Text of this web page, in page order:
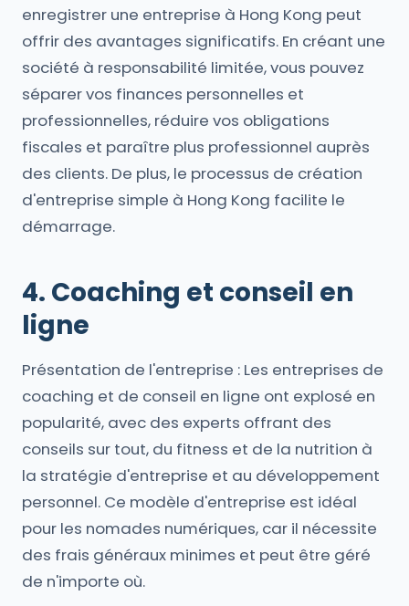
enregistrer une entreprise à Hong Kong peut
offrir des avantages significatifs. En créant une
société à responsabilité limitée, vous pouvez
séparer vos finances personnelles et
professionnelles, réduire vos obligations
fiscales et paraître plus professionnel auprès
des clients. De plus, le processus de création
d'entreprise simple à Hong Kong facilite le
démarrage.
4. Coaching et conseil en
ligne
Présentation de l'entreprise : Les entreprises de
coaching et de conseil en ligne ont explosé en
popularité, avec des experts offrant des
conseils sur tout, du fitness et de la nutrition à
la stratégie d'entreprise et au développement
personnel. Ce modèle d'entreprise est idéal
pour les nomades numériques, car il nécessite
des frais généraux minimes et peut être géré
de n'importe où.